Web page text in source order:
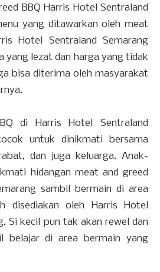
BBQ Harris Hotel Sentraland
yang ditawarkan oleh meat
Hotel Sentraland Semarang
yang lezat dan harga yang tidak
bisa diterima oleh masyarakat
di Harris Hotel Sentraland
untuk dinikmati bersama
dan juga keluarga. Anak-
hidangan meat and greed
sambil bermain di area
disediakan oleh Harris Hotel
Si kecil pun tak akan rewel dan
belajar di area bermain yang